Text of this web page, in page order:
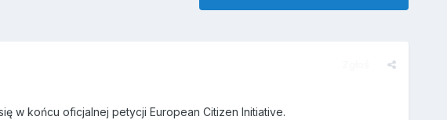
w końcu oficjalnej petycji European Citizen Initiative.